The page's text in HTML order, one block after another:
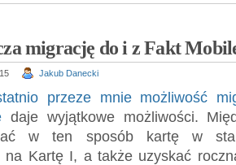
migrację do i z Fakt
Jakub Danecki
przeze mnie możliwość
daje wyjątkowe możliwości.
w ten sposób kartę w
na Kartę I, a także uzyskać